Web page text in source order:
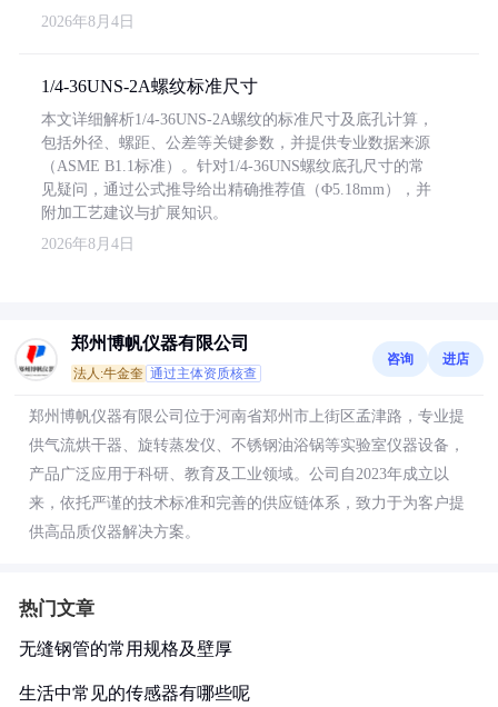
2026年8月4日
1/4-36UNS-2A螺纹标准尺寸
本文详细解析1/4-36UNS-2A螺纹的标准尺寸及底孔计算，
包括外径、螺距、公差等关键参数，并提供专业数据来源
（ASME B1.1标准）。针对1/4-36UNS螺纹底孔尺寸的常
见疑问，通过公式推导给出精确推荐值（Φ5.18mm），并
附加工艺建议与扩展知识。
2026年8月4日
郑州博帆仪器有限公司
法人:牛金奎 通过主体资质核查
咨询 进店
郑州博帆仪器有限公司位于河南省郑州市上街区孟津路，专业提
供气流烘干器、旋转蒸发仪、不锈钢油浴锅等实验室仪器设备，
产品广泛应用于科研、教育及工业领域。公司自2023年成立以
来，依托严谨的技术标准和完善的供应链体系，致力于为客户提
供高品质仪器解决方案。
热门文章
无缝钢管的常用规格及壁厚
生活中常见的传感器有哪些呢